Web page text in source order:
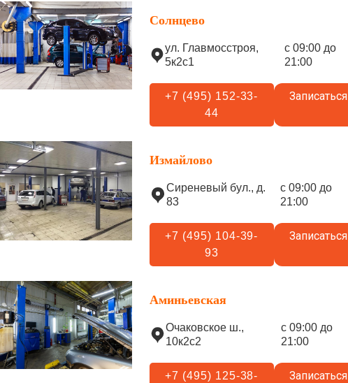
Солнцево
ул. Главмосстроя,
5к2с1
с 09:00 до
21:00
+7 (495) 152-33-
44
Записаться
Измайлово
Сиреневый бул., д.
83
с 09:00 до
21:00
+7 (495) 104-39-
93
Записаться
Аминьевская
Очаковское ш.,
10к2с2
с 09:00 до
21:00
+7 (495) 125-38-
Записаться